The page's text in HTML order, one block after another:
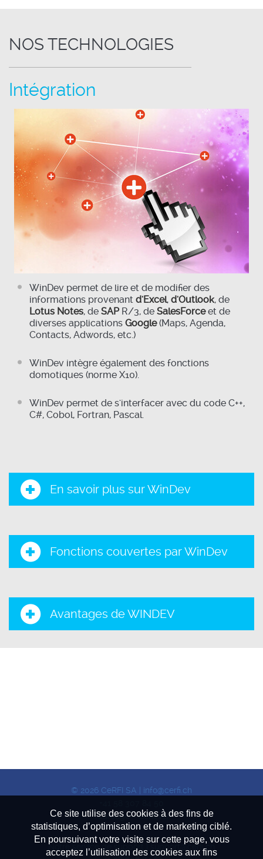
NOS TECHNOLOGIES
Intégration
WinDev permet de lire et de modifier des
informations provenant d'Excel, d'Outlook, de
Lotus Notes, de SAP R/3, de SalesForceet de
diverses applications Google(Maps, Agenda,
Contacts, Adwords, etc.)
WinDev intègre également des fonctions
domotiques (norme X10).
WinDev permet de s'interfacer avec du code C++,
C#, Cobol, Fortran, Pascal.
En savoir plus sur WinDev
Fonctions couvertes par WinDev
Avantages de WINDEV
© 2026 CeRFI SA | info@cerfi.ch
(Carouge - Genève)
Notre service de support |
support@cerfi.ch
Ce site utilise des cookies à des fins de
statistiques, d’optimisation et de marketing ciblé.
En poursuivant votre visite sur cette page, vous
acceptez l’utilisation des cookies aux fins